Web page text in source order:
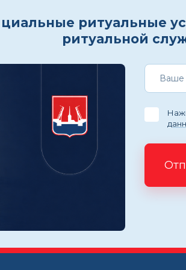
ритуальные
ритуальной